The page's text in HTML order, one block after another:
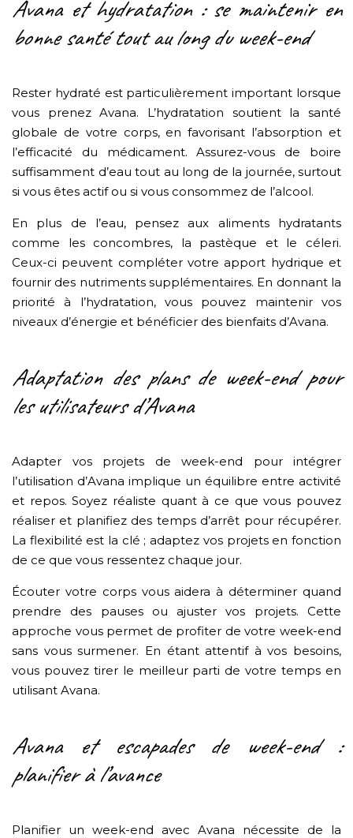
Avana et hydratation : se maintenir en
bonne santé tout au long du week-end
Rester hydraté est particulièrement important lorsque
vous prenez Avana. L’hydratation soutient la santé
globale de votre corps, en favorisant l’absorption et
l’efficacité du médicament. Assurez-vous de boire
suffisamment d’eau tout au long de la journée, surtout
si vous êtes actif ou si vous consommez de l’alcool.
En plus de l’eau, pensez aux aliments hydratants
comme les concombres, la pastèque et le céleri.
Ceux-ci peuvent compléter votre apport hydrique et
fournir des nutriments supplémentaires. En donnant la
priorité à l’hydratation, vous pouvez maintenir vos
niveaux d’énergie et bénéficier des bienfaits d’Avana.
Adaptation des plans de week-end pour
les utilisateurs d’Avana
Adapter vos projets de week-end pour intégrer
l’utilisation d’Avana implique un équilibre entre activité
et repos. Soyez réaliste quant à ce que vous pouvez
réaliser et planifiez des temps d’arrêt pour récupérer.
La flexibilité est la clé ; adaptez vos projets en fonction
de ce que vous ressentez chaque jour.
Écouter votre corps vous aidera à déterminer quand
prendre des pauses ou ajuster vos projets. Cette
approche vous permet de profiter de votre week-end
sans vous surmener. En étant attentif à vos besoins,
vous pouvez tirer le meilleur parti de votre temps en
utilisant Avana.
Avana et escapades de week-end :
planifier à l’avance
Planifier un week-end avec Avana nécessite de la